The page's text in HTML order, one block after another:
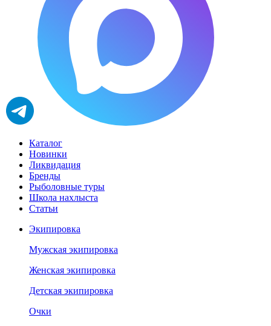
Каталог
Новинки
Ликвидация
Бренды
Рыболовные туры
Школа нахлыста
Статьи
Экипировка
Мужская экипировка
Женская экипировка
Детская экипировка
Очки